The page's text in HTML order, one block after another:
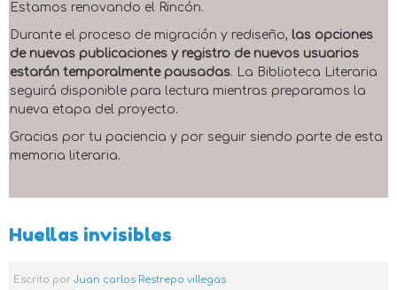
Estamos renovando el Rincón.
Durante el proceso de migración y rediseño, las opciones
de nuevas publicaciones y registro de nuevos usuarios
estarán temporalmente pausadas. La Biblioteca Literaria
seguirá disponible para lectura mientras preparamos la
nueva etapa del proyecto.
Gracias por tu paciencia y por seguir siendo parte de esta
memoria literaria.
Huellas invisibles
Escrito por Juan carlos Restrepo villegas